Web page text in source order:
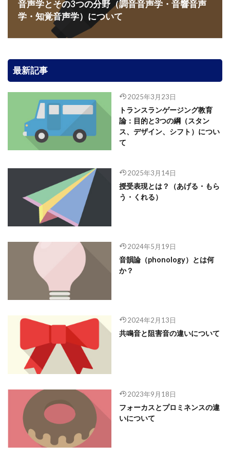
音声学とその3つの分野（調音音声学・音響音声
学・知覚音声学）について
最新記事
2025年3月23日
トランスランゲージング教育
論：目的と3つの綱（スタン
ス、デザイン、シフト）につい
て
2025年3月14日
授受表現とは？（あげる・もら
う・くれる）
2024年5月19日
音韻論（phonology）とは何
か？
2024年2月13日
共鳴音と阻害音の違いについて
2023年9月18日
フォーカスとプロミネンスの違
いについて